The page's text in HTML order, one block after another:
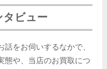
タビュー
をお伺いするなかで、
態や、当店のお買取につ